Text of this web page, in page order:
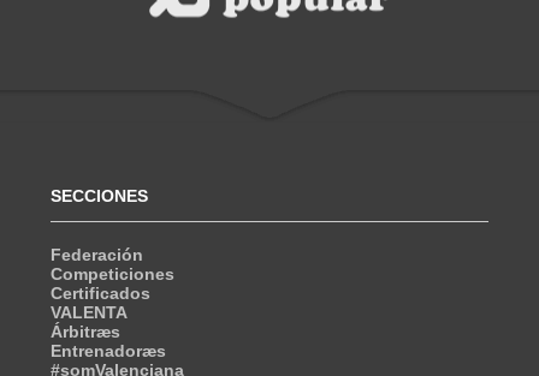
SECCIONES
Federación
Competiciones
Certificados
VALENTA
Árbitræs
Entrenadoræs
#somValenciana